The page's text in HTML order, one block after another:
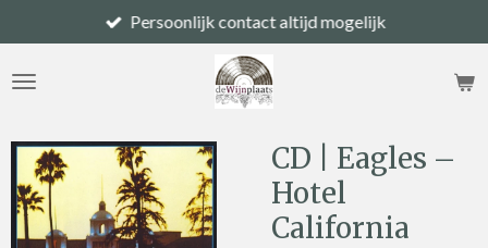
direct
naar
Persoonlijk contact altijd mogelijk
CD | Eagles –
Hotel
California